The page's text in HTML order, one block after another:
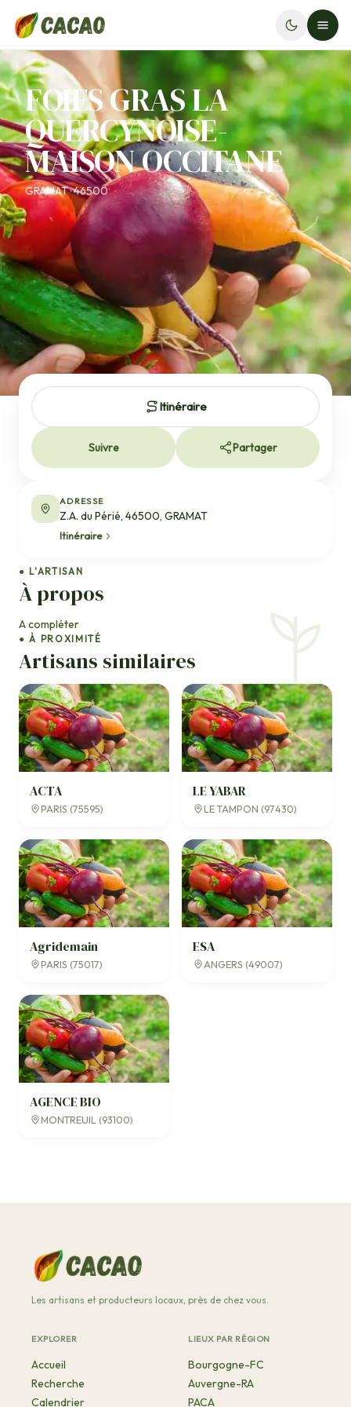
FOIES GRAS LA
QUERCYNOISE-
MAISON OCCITANE
GRAMAT · 46500
● L'ARTISAN
À propos
A compléter
● À PROXIMITÉ
Artisans similaires
ACTA
PARIS (75595)
LE YABAR
LE TAMPON (97430)
Agridemain
PARIS (75017)
ESA
ANGERS (49007)
AGENCE BIO
MONTREUIL (93100)
Itinéraire
Suivre Partager
ADRESSE
Z.A. du Périé, 46500, GRAMAT
Itinéraire
Les artisans et producteurs locaux, près de chez vous.
EXPLORER
Accueil
Recherche
Calendrier
LIEUX PAR RÉGION
Bourgogne-FC
Auvergne-RA
PACA